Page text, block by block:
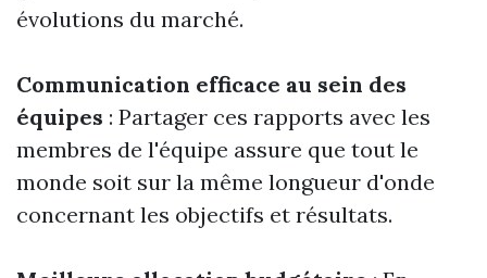
évolutions du marché.
Communication efficace au sein des
équipes : Partager ces rapports avec les
membres de l'équipe assure que tout le
monde soit sur la même longueur d'onde
concernant les objectifs et résultats.